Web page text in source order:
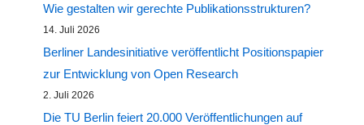
Wie gestalten wir gerechte Publikationsstrukturen?
14. Juli 2026
Berliner Landesinitiative veröffentlicht Positionspapier
zur Entwicklung von Open Research
2. Juli 2026
Die TU Berlin feiert 20.000 Veröffentlichungen auf